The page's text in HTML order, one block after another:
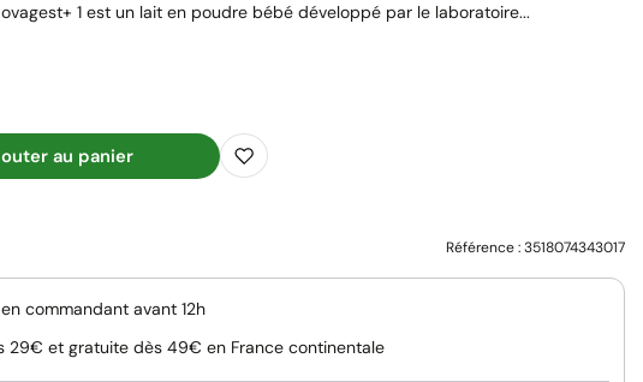
1 est un lait en poudre bébé développé par le laboratoire...
au panier
Référence :3518074343017
commandant avant 12h
29€ et gratuite dès 49€ en France continentale